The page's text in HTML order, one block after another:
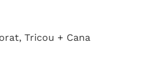
Tricou + Cana